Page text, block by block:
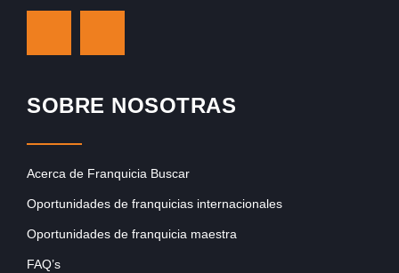
SOBRE NOSOTRAS
Acerca de Franquicia Buscar
Oportunidades de franquicias internacionales
Oportunidades de franquicia maestra
FAQ’s